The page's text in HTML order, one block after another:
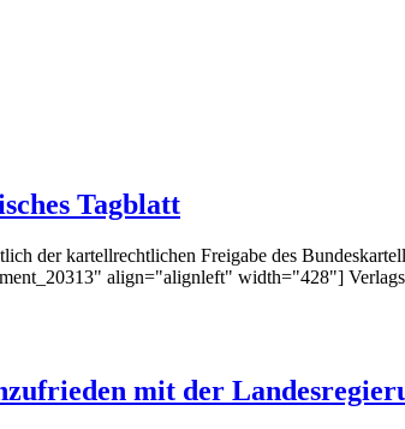
Tagblatt
der kartellrechtlichen Freigabe des
align="alignleft" width="428"]
mit der